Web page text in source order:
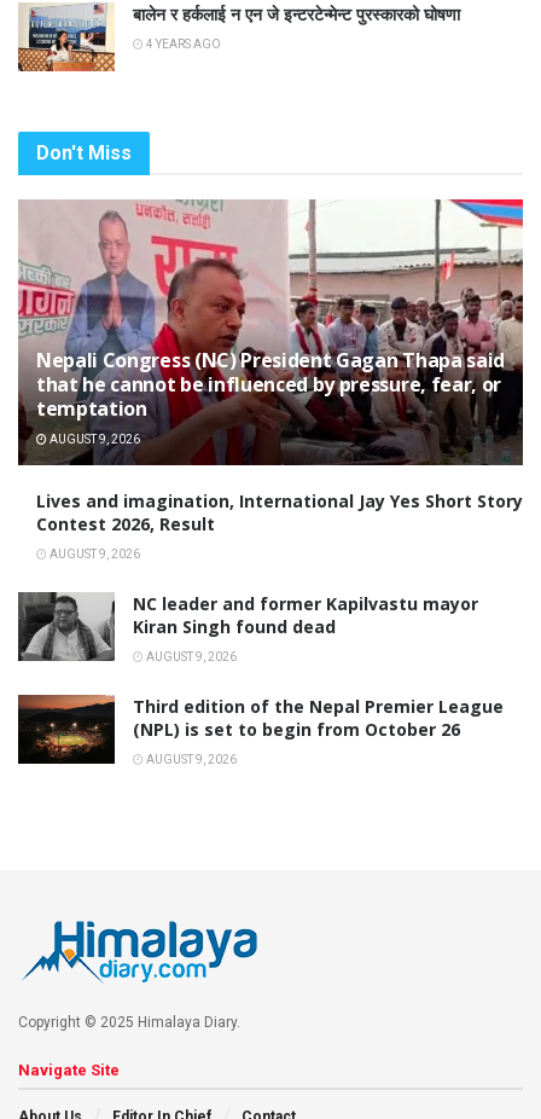
बालेन र हर्कलाई न एन जे इन्टरटेन्मेन्ट पुरस्कारको घोषणा
4 YEARS AGO
Don't Miss
Nepali Congress (NC) President Gagan Thapa said
that he cannot be influenced by pressure, fear, or
temptation
AUGUST 9, 2026
Lives and imagination, International Jay Yes Short Story
Contest 2026, Result
AUGUST 9, 2026
NC leader and former Kapilvastu mayor
Kiran Singh found dead
AUGUST 9, 2026
Third edition of the Nepal Premier League
(NPL) is set to begin from October 26
AUGUST 9, 2026
Copyright © 2025 Himalaya Diary.
Navigate Site